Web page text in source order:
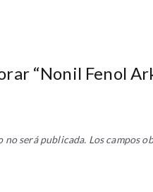
“Nonil Fenol
no será publicada. Los campos